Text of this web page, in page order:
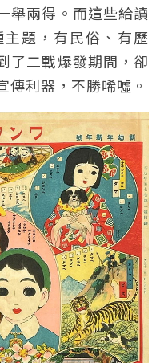
舉兩得。而這些給讀
題，有民俗、有歷
了二戰爆發期間，卻
傳利器，不勝唏噓。